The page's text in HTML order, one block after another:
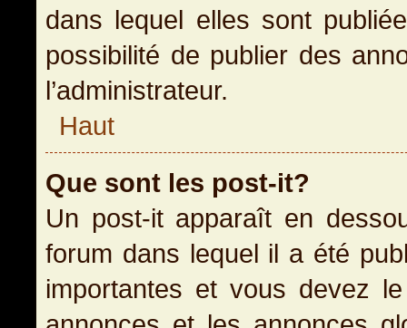
dans lequel elles sont
possibilité de publier des
l’administrateur.
Haut
Que sont les post-it?
Un post-it apparaît en
forum dans lequel il a été
importantes et vous devez